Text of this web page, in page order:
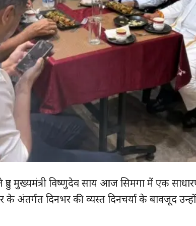
हुए मुख्यमंत्री विष्णुदेव साय आज सिमगा में एक
के अंतर्गत दिनभर की व्यस्त दिनचर्या के बावजूद